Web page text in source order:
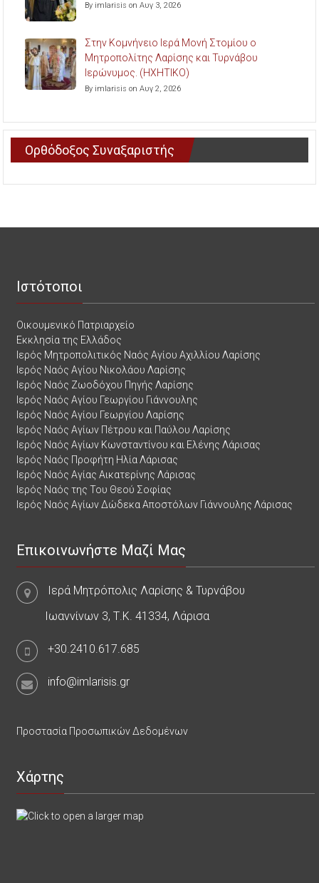
By imlarisis on Αυγ 3, 2026
Στην Κομνήνειο Ιερά Μονή Στομίου ο
Μητροπολίτης Λαρίσης και Τυρνάβου
Ιερώνυμος. (ΗΧΗΤΙΚΟ)
By imlarisis on Αυγ 2, 2026
Ορθόδοξος Συναξαριστής
Ιστότοποι
Οικουμενικό Πατριαρχείο
Εκκλησία της Ελλάδος
Ιερός Μητροπολιτικός Ναός Αγίου Αχιλλίου Λαρίσης
Ιερός Ναός Αγίου Νικολάου Λαρίσης
Ιερός Ναός Ζωοδόχου Πηγής Λαρίσης
Ιερός Ναός Αγίου Γεωργίου Γιάννουλης
Ιερός Ναός Αγίου Γεωργίου Λαρίσης
Ιερός Ναός Αγίων Πέτρου και Παύλου Λαρίσης
Ιερός Ναός Αγίων Κωνσταντίνου και Ελένης Λάρισας
Ιερός Ναός Προφήτη Ηλία Λάρισας
Ιερός Ναός Αγίας Αικατερίνης Λάρισας
Ιερός Ναός της Του Θεού Σοφίας
Ιερός Ναός Αγίων Δώδεκα Αποστόλων Γιάννουλης Λάρισας
Επικοινωνήστε Μαζί Μας
Ιερά Μητρόπολις Λαρίσης & Τυρνάβου
Ιωαννίνων 3, Τ.Κ. 41334, Λάρισα
+30.2410.617.685
info@imlarisis.gr
Προστασία Προσωπικών Δεδομένων
Χάρτης